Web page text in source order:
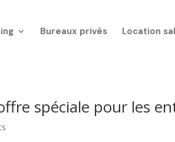
Bureaux privés Location
spéciale pour les